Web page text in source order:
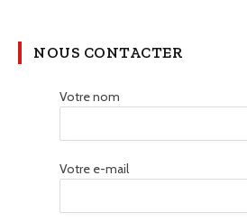
NOUS CONTACTER
Votre nom
Votre e-mail